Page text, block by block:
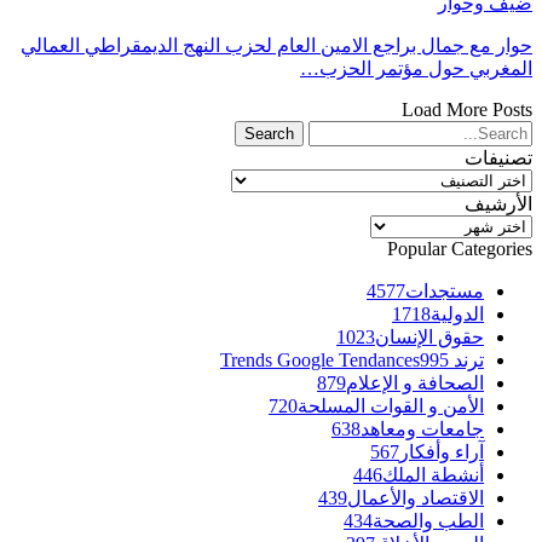
مع جمال براجع الامين العام لحزب النهج الديمقراطي العمالي
حول مؤتمر الحزب…
Load More
Popular
مستجدات4577
الدولية1718
حقوق الإنسان1023
ترند Trends Google Tendances995
الصحافة و الإعلام879
الأمن و القوات المسلحة720
جامعات ومعاهد638
آراء وأفكار567
أنشطة الملك446
الاقتصاد والأعمال439
الطب والصحة434